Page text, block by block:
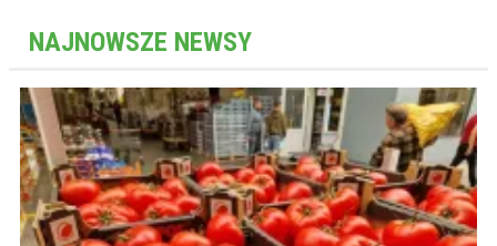
NAJNOWSZE NEWSY